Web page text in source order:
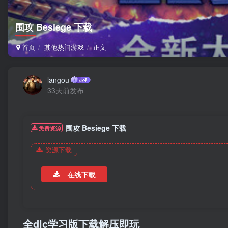
围攻 Besiege 下载
首页 其他热门游戏 正文
langou
33天前发布
免费资源 围攻 Besiege 下载
资源下载
在线下载
全dlc学习版下载解压即玩